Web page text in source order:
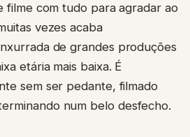
filme com tudo para agradar ao
vezes acaba
de grandes produções
etária mais baixa. É
sem ser pedante, filmado
num belo desfecho.